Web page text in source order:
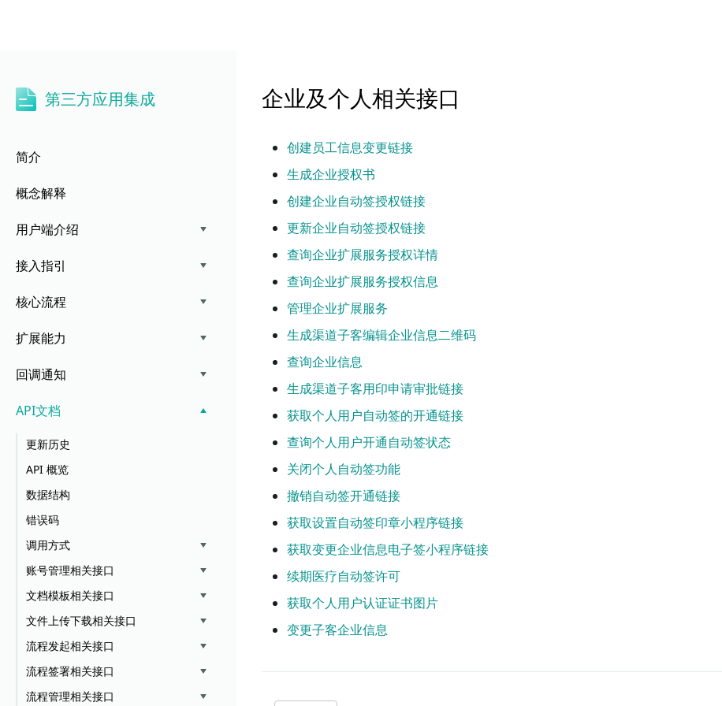
第三方应用集成
简介
概念解释
用户端介绍
接入指引
核心流程
扩展能力
回调通知
API文档
更新历史
API 概览
数据结构
错误码
调用方式
账号管理相关接口
文档模板相关接口
文件上传下载相关接口
流程发起相关接口
流程签署相关接口
流程管理相关接口
企业及个人相关接口
创建员工信息变更链接
生成企业授权书
创建企业自动签授权链接
更新企业自动签授权链接
查询企业扩展服务授权详情
查询企业扩展服务授权信息
管理企业扩展服务
生成渠道子客编辑企业信息二维码
查询企业信息
生成渠道子客用印申请审批链接
获取个人用户自动签的开通链接
查询个人用户开通自动签状态
关闭个人自动签功能
撤销自动签开通链接
获取设置自动签印章小程序链接
获取变更企业信息电子签小程序链接
续期医疗自动签许可
获取个人用户认证证书图片
变更子客企业信息